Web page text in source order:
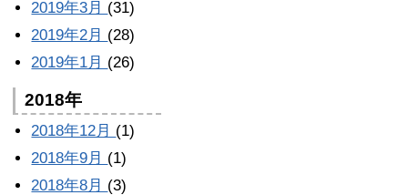
2019年3月 (31)
2019年2月 (28)
2019年1月 (26)
2018年
2018年12月 (1)
2018年9月 (1)
2018年8月 (3)